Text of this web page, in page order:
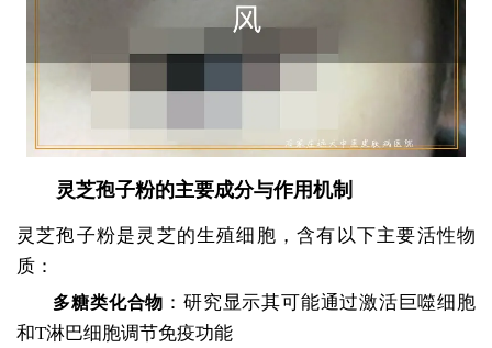
灵芝孢子粉的主要成分与作用机制
灵芝孢子粉是灵芝的生殖细胞，含有以下主要活性物
质：
多糖类化合物 ：研究显示其可能通过激活巨噬细胞
和T淋巴细胞调节免疫功能